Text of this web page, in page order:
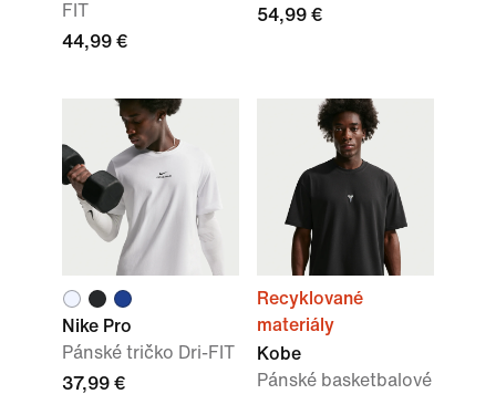
FIT
44,99 €
54,99 €
Nike Pro
Pánské tričko Dri-FIT
37,99 €
Recyklované
materiály
Kobe
Pánské basketbalové